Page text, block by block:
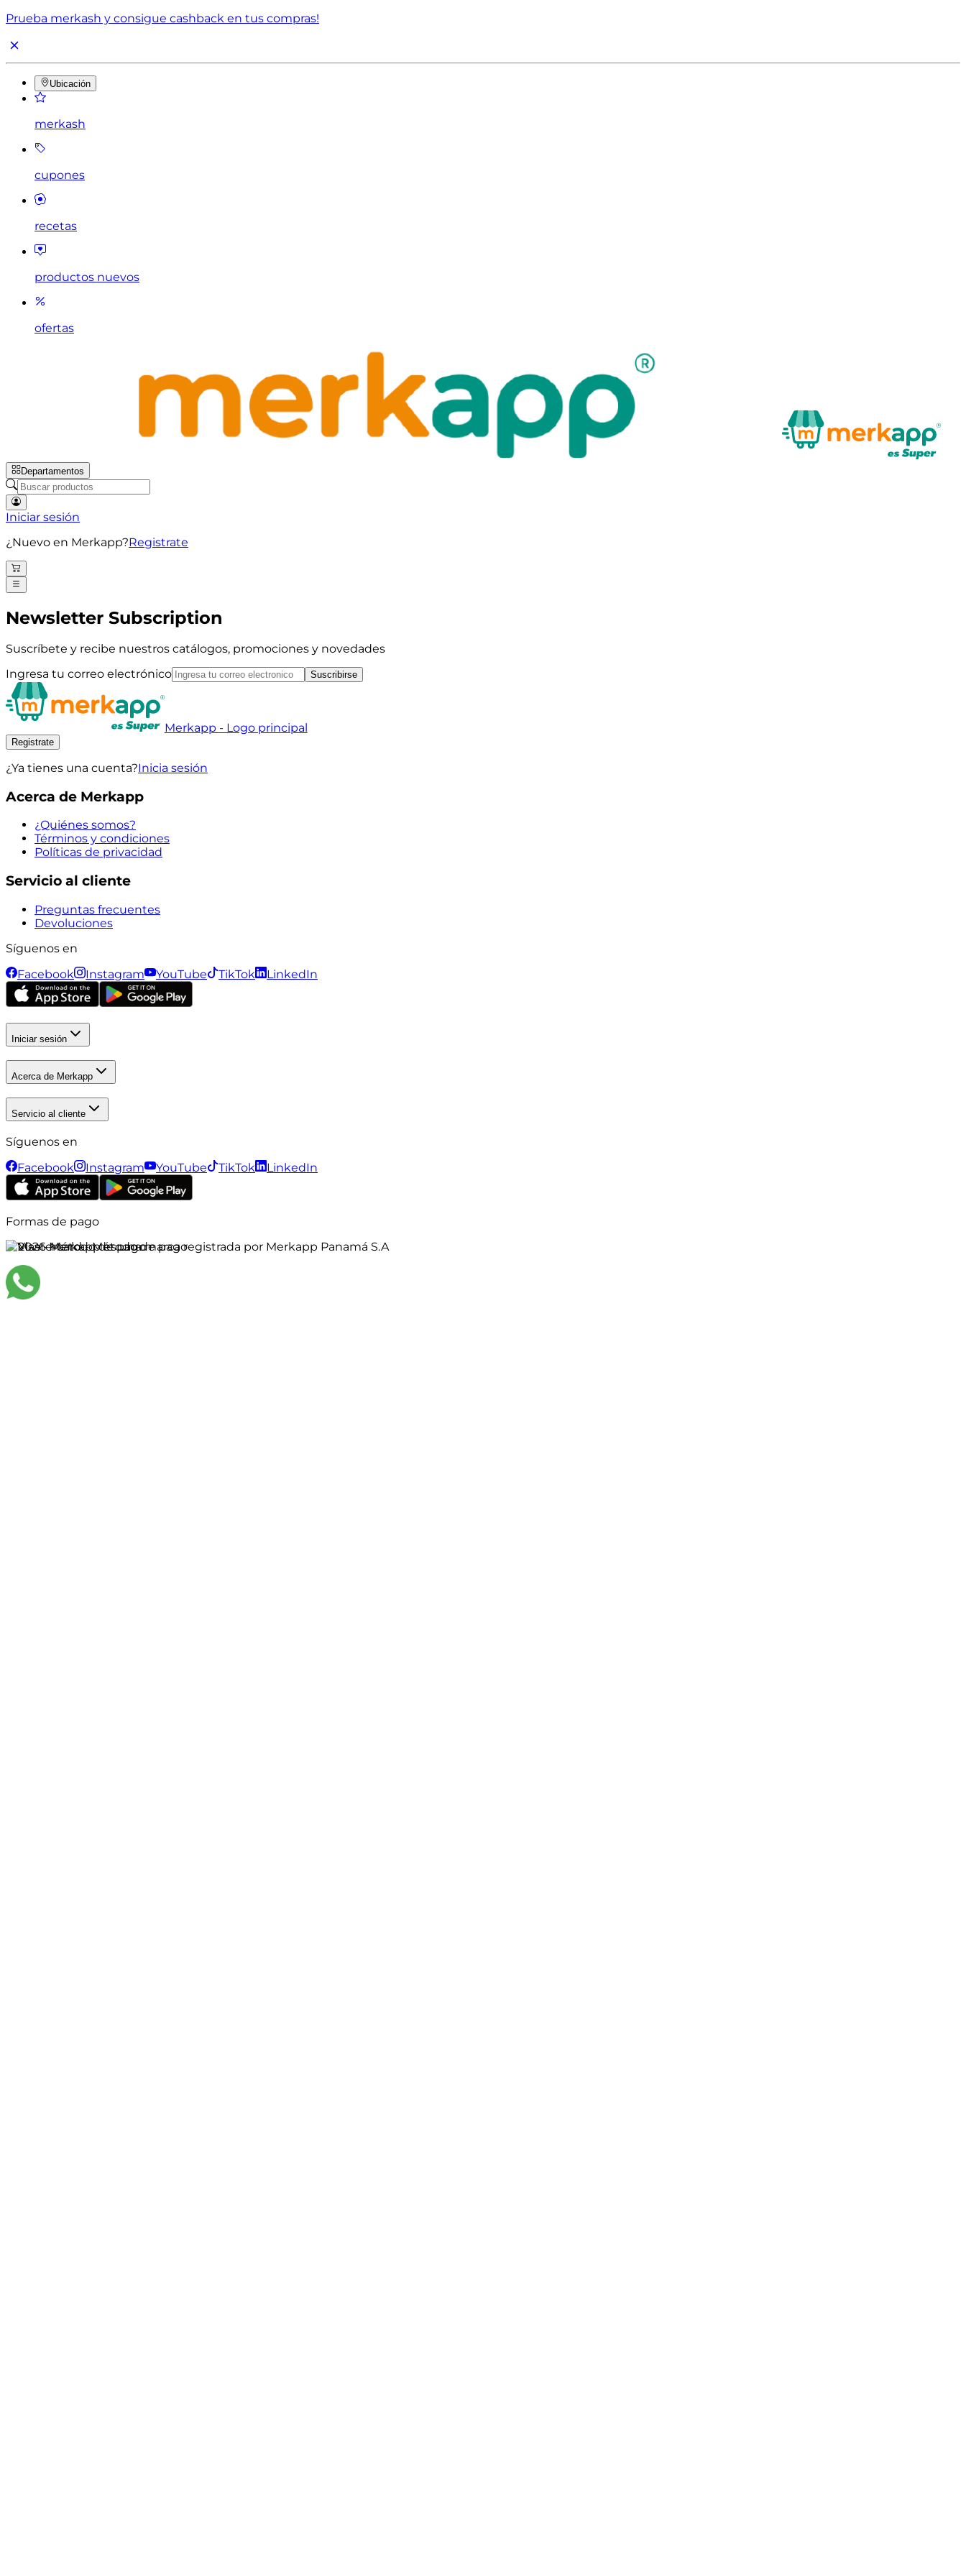
Prueba merkash y consigue cashback en tus compras!
Ubicación
merkash
cupones
recetas
productos nuevos
ofertas
Departamentos
Iniciar sesión
¿Nuevo en Merkapp?Registrate
Newsletter Subscription
Suscríbete y recibe nuestros catálogos, promociones y novedades
Ingresa tu correo electrónico
Suscribirse
Merkapp - Logo principal
Registrate
¿Ya tienes una cuenta?Inicia sesión
Acerca de Merkapp
¿Quiénes somos?
Términos y condiciones
Políticas de privacidad
Servicio al cliente
Preguntas frecuentes
Devoluciones
Síguenos en
Facebook
Instagram YouTube TikTok LinkedIn
Iniciar sesión
Acerca de Merkapp
Servicio al cliente
Síguenos en
Facebook
Instagram YouTube TikTok LinkedIn
Formas de pago
©2026Merkapp es una marca registrada por Merkapp Panamá S.A